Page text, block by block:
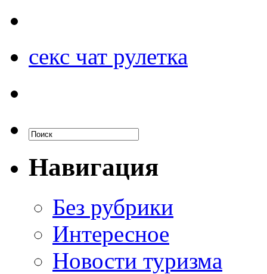
секс чат рулетка
Навигация
Без рубрики
Интересное
Новости туризма